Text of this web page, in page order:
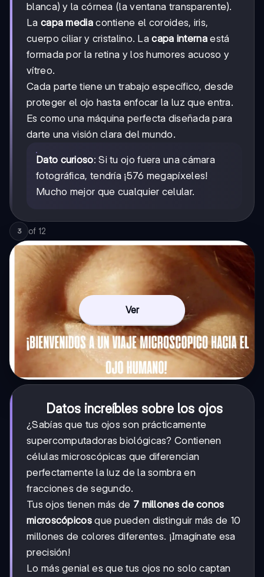
blanca) y la córnea (la ventana transparente).
La capa mediacontiene el coroides, iris,
cuerpo ciliar y cristalino. Lacapa internaestá
formada por la retina y los humores acuoso y
vítreo.
Cada parte tiene un trabajo específico, desde
proteger el ojo hasta enfocar la luz que entra.
Es como una máquina perfecta diseñada para
darte una visión clara del mundo.
Dato curioso: Si tu ojo fuera una cámara
fotográfica, tendría ¡576 megapíxeles!
Mucho mejor que cualquier celular.
3 of 12
Ver
Datos increíbles sobre los ojos
¿Sabías que tus ojos son prácticamente
supercomputadoras biológicas? Contienen
células microscópicas que diferencian
perfectamente la luz de la sombra en
fracciones de segundo.
Tus ojos tienen más de 7 millones de conos
microscópicosque pueden distinguir más de 10
millones de colores diferentes. ¡Imagínate esa
precisión!
Lo más genial es que tus ojos no solo captan